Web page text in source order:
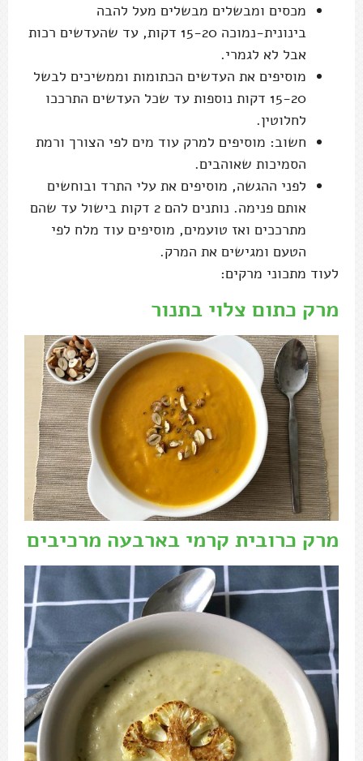
מכסים ומבשלים מבשלים מעל להבה
בינונית-נמוכה 15-20 דקות, עד שהעדשים רכות
אבל לא לגמרי.
מוסיפים את העדשים הכתומות וממשיכים לבשל
15-20 דקות נוספות עד שכל העדשים התרככו
לחלוטין.
חשוב: מוסיפים למרק עוד מים לפי הצורך ורמת
הסמיכות שאוהבים.
לפני ההגשה, מוסיפים את עלי התרד ובוחשים
אותם פנימה. נותנים להם 2 דקות בישול עד שהם
מתרככים ואז טועמים, מוסיפים עוד מלח לפי
הטעם ומגישים את המרק.
לעוד מתכוני מרקים:
מרק כתום צלוי בתנור
מרק כרובית קרמי בארבעה מרכיבים